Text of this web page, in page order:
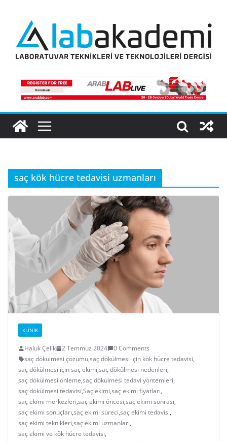
content
saç kök hücre tedavisi uzmanları
KLINIK
Haluk Çelik 2 Temmuz 2024
0 Comments
saç dökülmesi çözümü,saç dökülmesi için kök hücre tedavisi,
saç dökülmesi için saç ekimi,saç dökülmesi nedenleri,
saç dökülmesi önleme,saç dökülmesi tedavi yöntemleri,
saç dökülmesi tedavisi,Saç ekimi,saç ekimi fiyatları,
saç ekimi merkezleri,saç ekimi öncesi,saç ekimi sonrası,
saç ekimi sonuçları,saç ekimi süreci,saç ekimi tedavisi,
saç ekimi teknikleri,saç ekimi uzmanları,
saç ekimi ve kök hücre tedavisi,